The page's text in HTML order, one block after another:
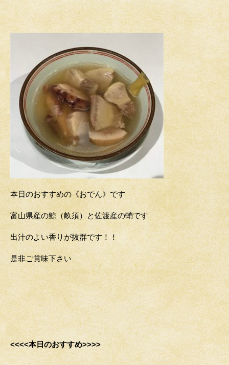
本日のおすすめの《おでん》です
富山県産の鯨（畝須）と佐渡産の蛸です
出汁のよい香りが抜群です！！
是非ご賞味下さい
<<<<本日のおすすめ>>>>